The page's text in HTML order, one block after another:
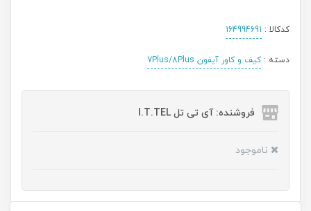
کدکالا : 164994691
دسته :کیف و کاور آیفون 7Plus/8Plus
فروشنده: آی تی تل I.T.TEL
ناموجود